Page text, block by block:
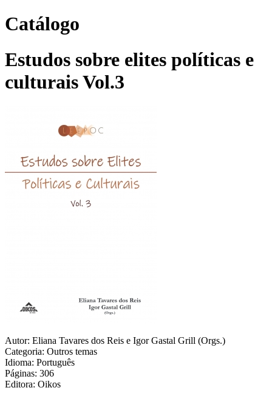
Catálogo
Estudos sobre elites políticas e
culturais Vol.3
Autor: Eliana Tavares dos Reis e Igor Gastal Grill (Orgs.)
Categoria: Outros temas
Idioma: Português
Páginas: 306
Editora: Oikos